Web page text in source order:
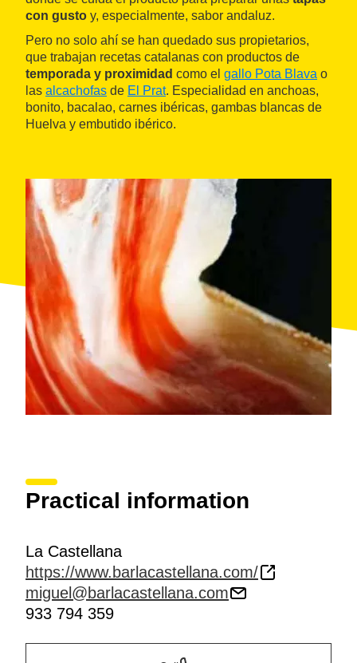
con gusto y, especialmente, sabor andaluz.
Pero no solo ahí se han quedado sus propietarios,
que trabajan recetas catalanas con productos de
temporada y proximidad como el gallo Pota Blava o
las alcachofas de El Prat. Especialidad en anchoas,
bonito, bacalao, carnes ibéricas, gambas blancas de
Huelva y embutido ibérico.
Practical information
La Castellana
https://www.barlacastellana.com/
miguel@barlacastellana.com
933 794 359